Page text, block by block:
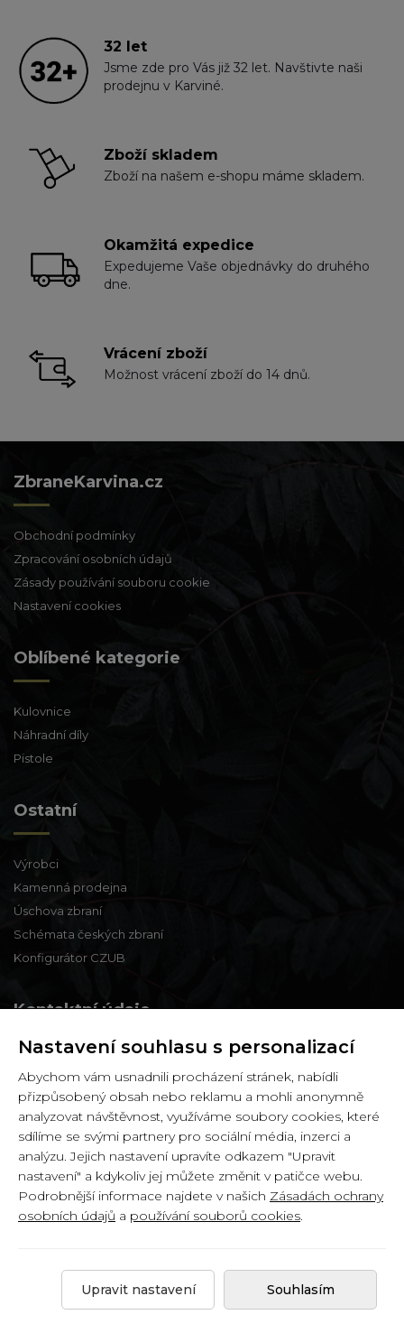
32 let
Jsme zde pro Vás již 32 let. Navštivte naši
prodejnu v Karviné.
Zboží skladem
Zboží na našem e-shopu máme skladem.
Okamžitá expedice
Expedujeme Vaše objednávky do druhého
dne.
Vrácení zboží
Možnost vrácení zboží do 14 dnů.
ZbraneKarvina.cz
Obchodní podmínky
Zpracování osobních údajů
Zásady používání souboru cookie
Nastavení cookies
Oblíbené kategorie
Kulovnice
Náhradní díly
Pistole
Ostatní
Výrobci
Kamenná prodejna
Úschova zbraní
Schémata českých zbraní
Konfigurátor CZUB
Kontaktní údaje
Zbraně a střelivo Karviná
Zámecká 99,
Karviná - Fryštát,
733 01
IČ: 65900634
DIČ: CZ6358030426
Copyright © 2026 byZbranekarvina.cz.
Created by
Nastavení souhlasu s personalizací
Abychom vám usnadnili procházení stránek, nabídli
přizpůsobený obsah nebo reklamu a mohli anonymně
analyzovat návštěvnost, využíváme soubory cookies, které
sdílíme se svými partnery pro sociální média, inzerci a
analýzu. Jejich nastavení upravíte odkazem "Upravit
nastavení" a kdykoliv jej můžete změnit v patičce webu.
Podrobnější informace najdete v našich Zásadách ochrany
osobních údajů a používání souborů cookies.
Souhlasím
Upravit nastavení